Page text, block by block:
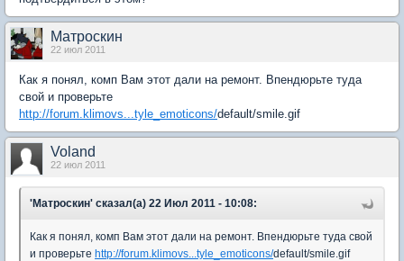
Матроскин
22 июл 2011
Как я понял, комп Вам этот дали на ремонт. Впендюрьте туда
свой и проверьте
http://forum.klimovs...tyle_emoticons/default/smile.gif
Voland
22 июл 2011
'Матроскин' сказал(а) 22 Июл 2011 - 10:08:
Как я понял, комп Вам этот дали на ремонт. Впендюрьте туда свой
и проверьте http://forum.klimovs...tyle_emoticons/default/smile.gif